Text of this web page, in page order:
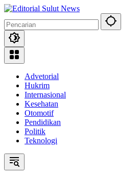
Langsung
konten
Advetorial
Hukrim
Internasional
Kesehatan
Otomotif
Pendidikan
Politik
Teknologi